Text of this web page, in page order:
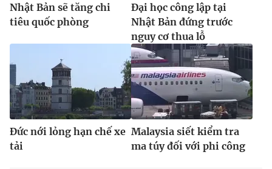
Nhật Bản sẽ tăng chi
tiêu quốc phòng
Đại học công lập tại
Nhật Bản đứng trước
nguy cơ thua lỗ
Đức nới lỏng hạn chế xe
tải
Malaysia siết kiểm tra
ma túy đối với phi công